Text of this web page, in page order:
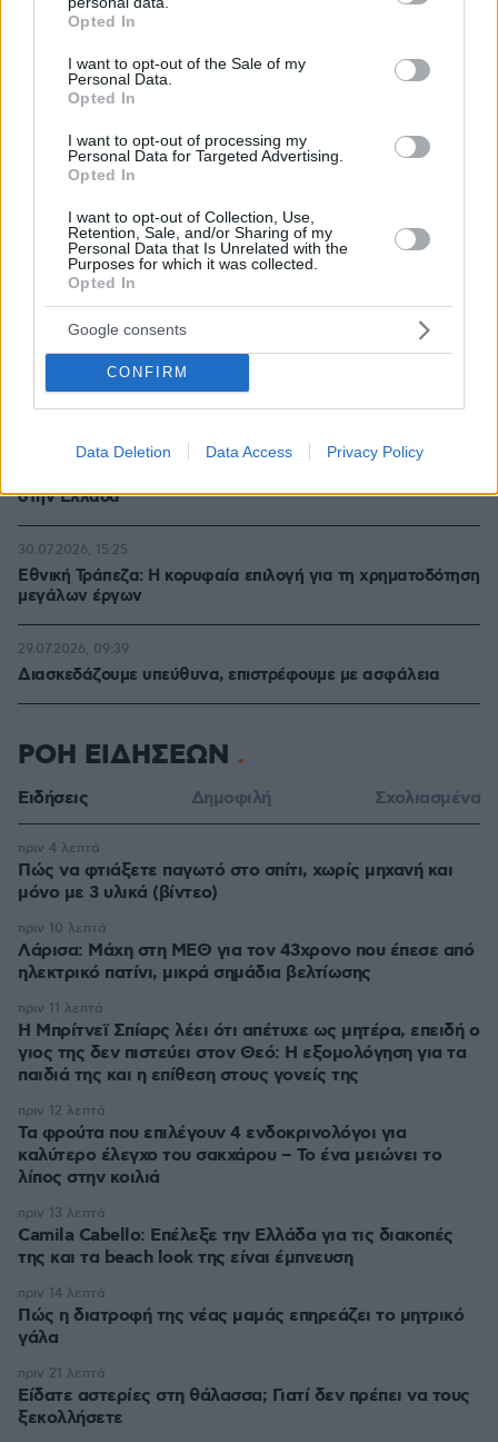
grant or deny consent to Google and its third-party tags to
use your data for below specified purposes in below Google
consent section.
Opted In
I want to opt-out of the Sale of my
Personal Data.
Opted In
I want to opt-out of processing my
Personal Data for Targeted Advertising.
Opted In
I want to opt-out of Collection, Use,
Retention, Sale, and/or Sharing of my
Personal Data that Is Unrelated with the
Purposes for which it was collected.
Opted In
Google consents
CONFIRM
Data Deletion Data Access Privacy Policy
στην Ελλάδα
03.08.2026, 11:06
Εθνική Τράπεζα: Η κορυφαία επιλογή για τη χρηματοδότηση
μεγάλων έργων
30.07.2026, 15:25
Διασκεδάζουμε υπεύθυνα, επιστρέφουμε με ασφάλεια
29.07.2026, 09:39
ΡΟΗ ΕΙΔΗΣΕΩΝ
Ειδήσεις Δημοφιλή Σχολιασμένα
Πώς να φτιάξετε παγωτό στο σπίτι, χωρίς μηχανή και
μόνο με 3 υλικά (βίντεο)
πριν 4 λεπτά
Λάρισα: Μάχη στη ΜΕΘ για τον 43χρονο που έπεσε από
ηλεκτρικό πατίνι, μικρά σημάδια βελτίωσης
πριν 10 λεπτά
Η Μπρίτνεϊ Σπίαρς λέει ότι απέτυχε ως μητέρα, επειδή ο
γιος της δεν πιστεύει στον Θεό: Η εξομολόγηση για τα
παιδιά της και η επίθεση στους γονείς της
πριν 11 λεπτά
Τα φρούτα που επιλέγουν 4 ενδοκρινολόγοι για
καλύτερο έλεγχο του σακχάρου – Το ένα μειώνει το
λίπος στην κοιλιά
πριν 12 λεπτά
Camila Cabello: Επέλεξε την Ελλάδα για τις διακοπές
της και τα beach look της είναι έμπνευση
πριν 13 λεπτά
Πώς η διατροφή της νέας μαμάς επηρεάζει το μητρικό
γάλα
πριν 14 λεπτά
Είδατε αστερίες στη θάλασσα; Γιατί δεν πρέπει να τους
ξεκολλήσετε
πριν 21 λεπτά